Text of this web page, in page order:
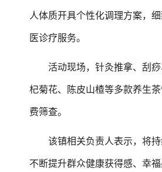
人体质开具个性化调理方案，
医诊疗服务。
活动现场，针灸推拿、刮痧
杞菊花、陈皮山楂等多款养生
费筛查。
该镇相关负责人表示，将持
不断提升群众健康获得感、幸